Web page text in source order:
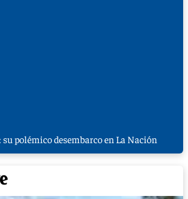
polémico desembarco en La Nación